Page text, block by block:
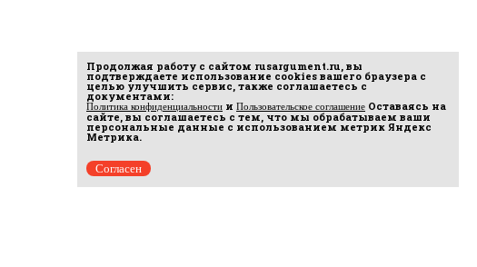
Продолжая работу с сайтом rusargument.ru, вы
подтверждаете использование cookies вашего браузера с
целью улучшить сервис, также соглашаетесь с
документами:
Политика конфиденциальности и Пользовательское соглашение Оставаясь на
сайте, вы соглашаетесь с тем, что мы обрабатываем ваши
персональные данные с использованием метрик Яндекс
Метрика.
Согласен